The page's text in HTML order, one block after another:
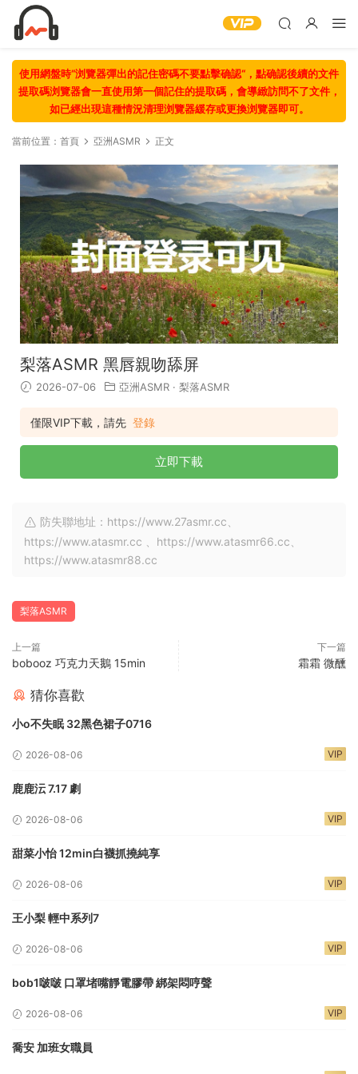
使用網盤時“浏覽器彈出的記住密碼不要點擊确認“，點确認後續的文件
提取碼浏覽器會一直使用第一個記住的提取碼，會導緻訪問不了文件，
如已經出現這種情況清理浏覽器緩存或更換浏覽器即可。
當前位置： 首頁 亞洲ASMR 正文
梨落ASMR 黑唇親吻舔屏
2026-07-06 亞洲ASMR · 梨落ASMR
僅限VIP下載，請先 登錄
立即下載
防失聯地址：https://www.27asmr.cc、
https://www.atasmr.cc 、https://www.atasmr66.cc、
https://www.atasmr88.cc
梨落ASMR
上一篇
bobooz 巧克力天鵝 15min
下一篇
霜霜 微醺
猜你喜歡
小o不失眠 32黑色裙子0716
2026-08-06 VIP
鹿鹿沄 7.17 劇
2026-08-06 VIP
甜菜小怡 12min白襪抓撓純享
2026-08-06 VIP
王小梨 輕中系列7
2026-08-06 VIP
bob1啵啵 口罩堵嘴靜電膠帶 綁架悶哼聲
2026-08-06 VIP
喬安 加班女職員